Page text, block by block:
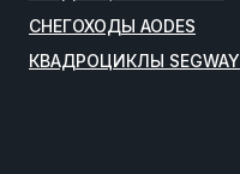
СНЕГОХОДЫ AODES
КВАДРОЦИКЛЫ SEGWAY